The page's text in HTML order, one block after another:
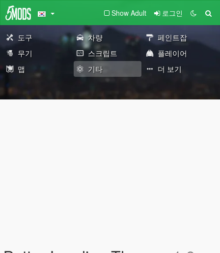
Show Adult 로그인
도구 차량
페인트잡
무기
스크립트
플레이어
맵
기타 더 보기